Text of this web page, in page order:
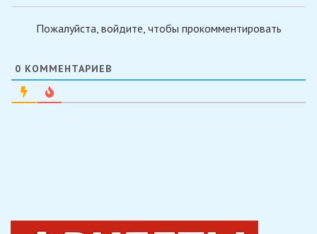
Пожалуйста, войдите, чтобы прокомментировать
0 КОММЕНТАРИЕВ